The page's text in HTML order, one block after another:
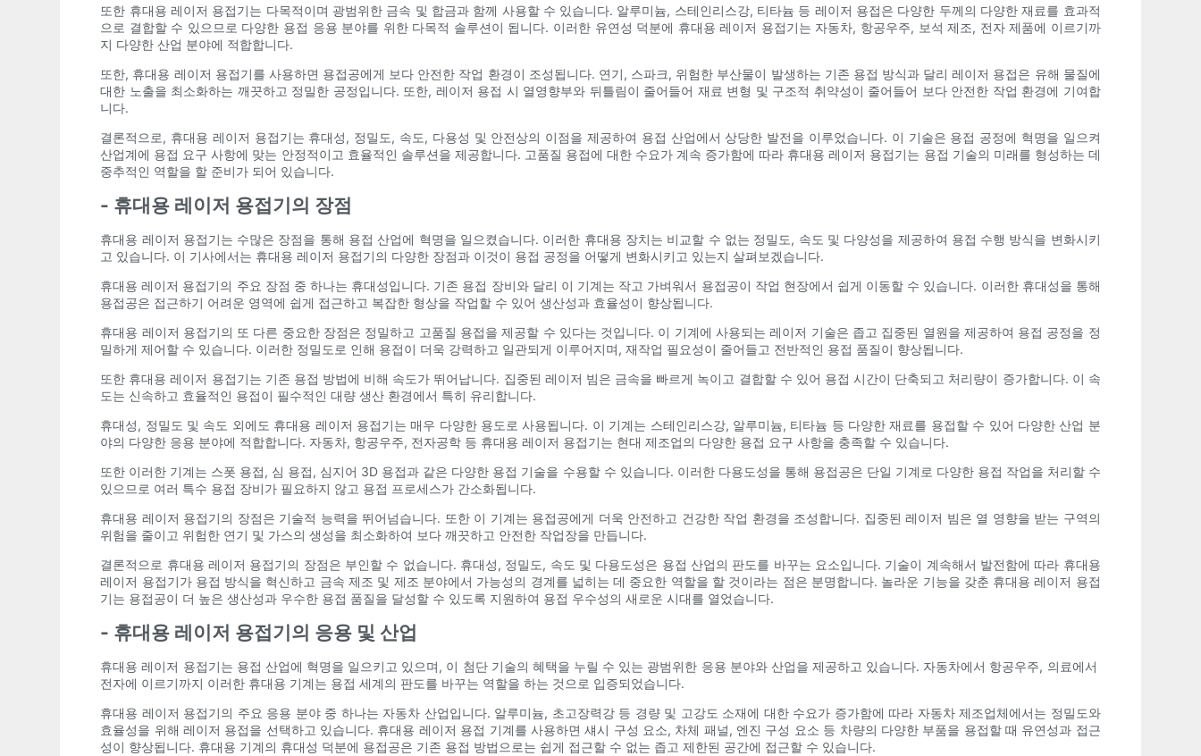
또한 휴대용 레이저 용접기는 다목적이며 광범위한 금속 및 합금과 함께 사용할 수 있습니다. 알루미늄, 스테인리스강, 티타늄 등 레이저 용접은 다양한 두께의 다양한 재료를 효과적
으로 결합할 수 있으므로 다양한 용접 응용 분야를 위한 다목적 솔루션이 됩니다. 이러한 유연성 덕분에 휴대용 레이저 용접기는 자동차, 항공우주, 보석 제조, 전자 제품에 이르기까
지 다양한 산업 분야에 적합합니다.
또한, 휴대용 레이저 용접기를 사용하면 용접공에게 보다 안전한 작업 환경이 조성됩니다. 연기, 스파크, 위험한 부산물이 발생하는 기존 용접 방식과 달리 레이저 용접은 유해 물질에
대한 노출을 최소화하는 깨끗하고 정밀한 공정입니다. 또한, 레이저 용접 시 열영향부와 뒤틀림이 줄어들어 재료 변형 및 구조적 취약성이 줄어들어 보다 안전한 작업 환경에 기여합
니다.
결론적으로, 휴대용 레이저 용접기는 휴대성, 정밀도, 속도, 다용성 및 안전상의 이점을 제공하여 용접 산업에서 상당한 발전을 이루었습니다. 이 기술은 용접 공정에 혁명을 일으켜
산업계에 용접 요구 사항에 맞는 안정적이고 효율적인 솔루션을 제공합니다. 고품질 용접에 대한 수요가 계속 증가함에 따라 휴대용 레이저 용접기는 용접 기술의 미래를 형성하는 데
중추적인 역할을 할 준비가 되어 있습니다.
- 휴대용 레이저 용접기의 장점
휴대용 레이저 용접기는 수많은 장점을 통해 용접 산업에 혁명을 일으켰습니다. 이러한 휴대용 장치는 비교할 수 없는 정밀도, 속도 및 다양성을 제공하여 용접 수행 방식을 변화시키
고 있습니다. 이 기사에서는 휴대용 레이저 용접기의 다양한 장점과 이것이 용접 공정을 어떻게 변화시키고 있는지 살펴보겠습니다.
휴대용 레이저 용접기의 주요 장점 중 하나는 휴대성입니다. 기존 용접 장비와 달리 이 기계는 작고 가벼워서 용접공이 작업 현장에서 쉽게 이동할 수 있습니다. 이러한 휴대성을 통해
용접공은 접근하기 어려운 영역에 쉽게 접근하고 복잡한 형상을 작업할 수 있어 생산성과 효율성이 향상됩니다.
휴대용 레이저 용접기의 또 다른 중요한 장점은 정밀하고 고품질 용접을 제공할 수 있다는 것입니다. 이 기계에 사용되는 레이저 기술은 좁고 집중된 열원을 제공하여 용접 공정을 정
밀하게 제어할 수 있습니다. 이러한 정밀도로 인해 용접이 더욱 강력하고 일관되게 이루어지며, 재작업 필요성이 줄어들고 전반적인 용접 품질이 향상됩니다.
또한 휴대용 레이저 용접기는 기존 용접 방법에 비해 속도가 뛰어납니다. 집중된 레이저 빔은 금속을 빠르게 녹이고 결합할 수 있어 용접 시간이 단축되고 처리량이 증가합니다. 이 속
도는 신속하고 효율적인 용접이 필수적인 대량 생산 환경에서 특히 유리합니다.
휴대성, 정밀도 및 속도 외에도 휴대용 레이저 용접기는 매우 다양한 용도로 사용됩니다. 이 기계는 스테인리스강, 알루미늄, 티타늄 등 다양한 재료를 용접할 수 있어 다양한 산업 분
야의 다양한 응용 분야에 적합합니다. 자동차, 항공우주, 전자공학 등 휴대용 레이저 용접기는 현대 제조업의 다양한 용접 요구 사항을 충족할 수 있습니다.
또한 이러한 기계는 스폿 용접, 심 용접, 심지어 3D 용접과 같은 다양한 용접 기술을 수용할 수 있습니다. 이러한 다용도성을 통해 용접공은 단일 기계로 다양한 용접 작업을 처리할 수
있으므로 여러 특수 용접 장비가 필요하지 않고 용접 프로세스가 간소화됩니다.
휴대용 레이저 용접기의 장점은 기술적 능력을 뛰어넘습니다. 또한 이 기계는 용접공에게 더욱 안전하고 건강한 작업 환경을 조성합니다. 집중된 레이저 빔은 열 영향을 받는 구역의
위험을 줄이고 위험한 연기 및 가스의 생성을 최소화하여 보다 깨끗하고 안전한 작업장을 만듭니다.
결론적으로 휴대용 레이저 용접기의 장점은 부인할 수 없습니다. 휴대성, 정밀도, 속도 및 다용도성은 용접 산업의 판도를 바꾸는 요소입니다. 기술이 계속해서 발전함에 따라 휴대용
레이저 용접기가 용접 방식을 혁신하고 금속 제조 및 제조 분야에서 가능성의 경계를 넓히는 데 중요한 역할을 할 것이라는 점은 분명합니다. 놀라운 기능을 갖춘 휴대용 레이저 용접
기는 용접공이 더 높은 생산성과 우수한 용접 품질을 달성할 수 있도록 지원하여 용접 우수성의 새로운 시대를 열었습니다.
- 휴대용 레이저 용접기의 응용 및 산업
휴대용 레이저 용접기는 용접 산업에 혁명을 일으키고 있으며, 이 첨단 기술의 혜택을 누릴 수 있는 광범위한 응용 분야와 산업을 제공하고 있습니다. 자동차에서 항공우주, 의료에서 ​​
전자에 이르기까지 이러한 휴대용 기계는 용접 세계의 판도를 바꾸는 역할을 하는 것으로 입증되었습니다.
휴대용 레이저 용접기의 주요 응용 분야 중 하나는 자동차 산업입니다. 알루미늄, 초고장력강 등 경량 및 고강도 소재에 대한 수요가 증가함에 따라 자동차 제조업체에서는 정밀도와
효율성을 위해 레이저 용접을 선택하고 있습니다. 휴대용 레이저 용접 기계를 사용하면 섀시 구성 요소, 차체 패널, 엔진 구성 요소 등 차량의 다양한 부품을 용접할 때 유연성과 접근
성이 향상됩니다. 휴대용 기계의 휴대성 덕분에 용접공은 기존 용접 방법으로는 쉽게 접근할 수 없는 좁고 제한된 공간에 접근할 수 있습니다.